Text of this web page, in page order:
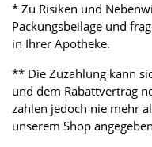
* Zu Risiken und
Packungsbeilage und
in Ihrer Apotheke.
** Die Zuzahlung kann
und dem Rabattvertrag
zahlen jedoch nie mehr
unserem Shop